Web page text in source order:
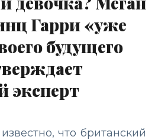
Гарри «уже
будущего
эксперт
что британский